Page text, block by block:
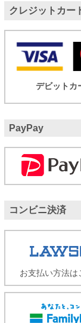
クレジットカー
デビットカ
PayPay
コンビニ決済
お支払い方法は